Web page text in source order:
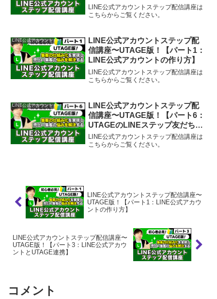
定】
LINE公式アカウントステップ配信講座は
こちらからご覧ください。
LINE公式アカウント
LINE公式アカウントステップ配
信講座〜UTAGE版！【パート1：
LINE公式アカウントの作り方】
LINE公式アカウントステップ配信講座は
こちらからご覧ください。
LINE公式アカウント
LINE公式アカウントステップ配
信講座〜UTAGE版！【パート6：
UTAGEのLINEステップ友だち追
加】
LINE公式アカウントステップ配信講座は
こちらからご覧ください。
LINE公式アカウントステップ配信講座〜
UTAGE版！【パート1：LINE公式アカウ
ントの作り方】
LINE公式アカウントステップ配信講座〜
UTAGE版！【パート3：LINE公式アカウ
ントとUTAGE連携】
コメント